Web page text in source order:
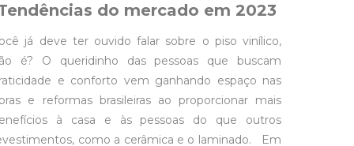
do mercado em 2023
já deve ter ouvido falar sobre o piso vinílico,
é? O queridinho das pessoas que buscam
e conforto vem ganhando espaço nas
e reformas brasileiras ao proporcionar mais
à casa e às pessoas do que outros
como a cerâmica e o laminado. Em